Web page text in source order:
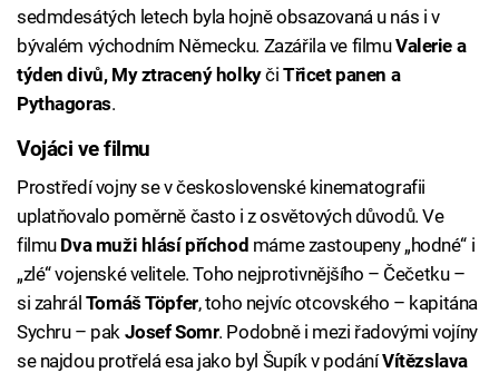
sedmdesátých letech byla hojně obsazovaná u nás i v
bývalém východním Německu. Zazářila ve filmuValerie a
týden divů, My ztracený holkyčiTřicet panen a
Pythagoras.
Vojáci ve filmu
Prostředí vojny se v československé kinematografii
uplatňovalo poměrně často i z osvětových důvodů. Ve
filmu Dva muži hlásí příchod máme zastoupeny „hodné“ i
„zlé“ vojenské velitele. Toho nejprotivnějšího – Čečetku –
si zahrál Tomáš Töpfer, toho nejvíc otcovského – kapitána
Sychru – pak Josef Somr. Podobně i mezi řadovými vojíny
se najdou protřelá esa jako byl Šupík v podáníVítězslava